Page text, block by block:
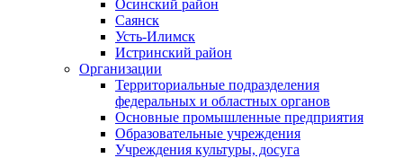
Осинский район
Саянск
Усть-Илимск
Истринский район
Организации
Территориальные подразделения
федеральных и областных органов
Основные промышленные предприятия
Образовательные учреждения
Учреждения культуры, досуга